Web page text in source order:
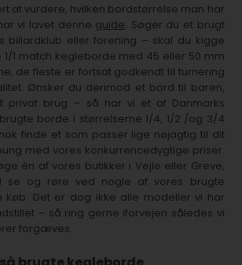
at vurdere, hvilken bordstørrelse man har
vi lavet denne guide. Søger du et brugt
billardklub eller forening – skal du kigge
1 match kegleborde med 45 eller 50 mm
de fleste er fortsat godkendt til turnering
Ønsker du derimod et bord til baren,
privat brug – så har vi et af Danmarks
borde i størrelserne 1/4, 1/2 /og 3/4
finde et som passer lige nøjagtig til dit
med vores konkurrencedygtige priser.
én af vores butikker i Vejle eller Greve,
se og røre ved nogle af vores brugte
køb. Det er dog ikke alle modeller vi har
– så ring gerne iforvejen således vi
forgæves.